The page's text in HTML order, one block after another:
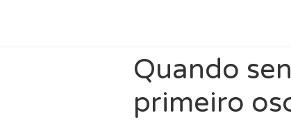
Quando
primeiro